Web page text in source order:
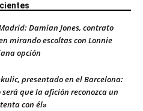
Damian Jones, contrato
mirando escoltas con Lonnie
opción
presentado en el Barcelona:
que la afición reconozca un
con él»